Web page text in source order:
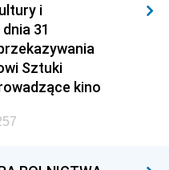
i
31
Sztuki
kino